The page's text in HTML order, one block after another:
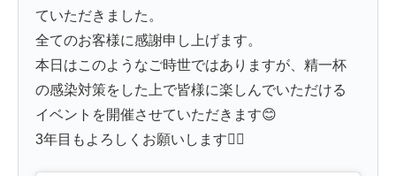
ていただきました。
全てのお客様に感謝申し上げます。
本日はこのようなご時世ではありますが、精一杯
の感染対策をした上で皆様に楽しんでいただける
イベントを開催させていただきます😊
3年目もよろしくお願いします🙇‍♂️